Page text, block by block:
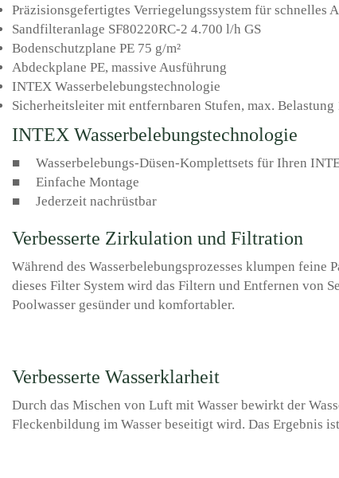
Präzisionsgefertigtes Verriegelungssystem für schnelles
Sandfilteranlage SF80220RC-2 4.700 l/h GS
Bodenschutzplane PE 75 g/m²
Abdeckplane PE, massive Ausführung
INTEX Wasserbelebungstechnologie
Sicherheitsleiter mit entfernbaren Stufen, max. Belastung
INTEX Wasserbelebungstechnologie
■ Wasserbelebungs-Düsen-Komplettsets für Ihren
■ Einfache Montage
■ Jederzeit nachrüstbar
Verbesserte Zirkulation und Filtration
Während des Wasserbelebungsprozesses klumpen feine
dieses Filter System wird das Filtern und Entfernen von
Poolwasser gesünder und komfortabler.
Verbesserte Wasserklarheit
Durch das Mischen von Luft mit Wasser bewirkt der
Fleckenbildung im Wasser beseitigt wird. Das Ergebnis